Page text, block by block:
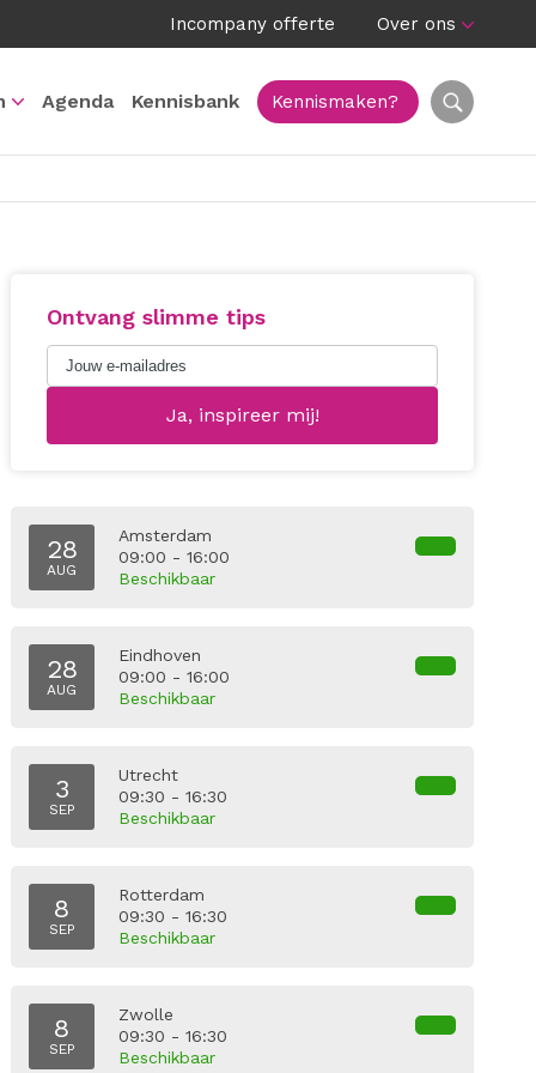
Incompany offerte Over ons
Agenda Kennisbank Kennismaken?
Ontvang slimme tips
28
AUG
Amsterdam
09:00 - 16:00
Beschikbaar
28
AUG
Eindhoven
09:00 - 16:00
Beschikbaar
3
SEP
Utrecht
09:30 - 16:30
Beschikbaar
8
SEP
Rotterdam
09:30 - 16:30
Beschikbaar
8
SEP
Zwolle
09:30 - 16:30
Beschikbaar